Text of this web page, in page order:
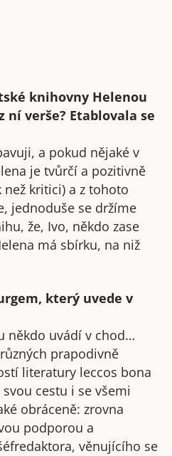
knihovny Helenou
ní verše? Etablovala se
a pokud nějaké v
je tvůrčí a pozitivně
kritici) a z tohoto
jednoduše se držíme
že, Ivo, někdo zase
má sbírku, na niž
který uvede v
někdo uvádí v chod…
prapodivně
literatury leccos bona
cestu i se všemi
obráceně: zrovna
podporou a
věnujícího se